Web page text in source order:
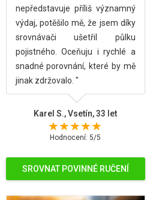
nepředstavuje příliš významný
výdaj, potěšilo mě, že jsem díky
srovnávači ušetřil půlku
pojistného. Oceňuju i rychlé a
snadné porovnání, které by mě
jinak zdržovalo. "
Karel S., Vsetín, 33 let
Hodnocení: 5/5
SROVNAT POVINNÉ RUČENÍ